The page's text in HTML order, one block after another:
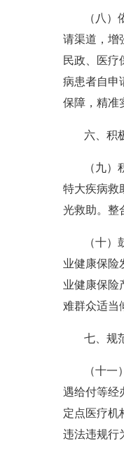
（八
请渠道，增
民政、医疗
病患者自申
保障，精准
六、积
（九
特大疾病救
光救助。整
（十
业健康保险
业健康保险
难群众适当
七、规
（十
遇给付等经
定点医疗机
违法违规行